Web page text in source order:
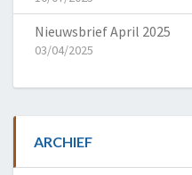
Nieuwsbrief April 2025
03/04/2025
ARCHIEF